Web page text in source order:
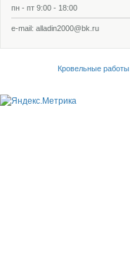
пн - пт 9:00 - 18:00
e-mail: alladin2000@bk.ru
Кровельные работы